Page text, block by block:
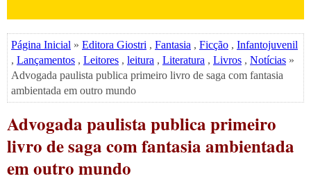
Página Inicial » Editora Giostri , Fantasia , Ficção , Infantojuvenil
, Lançamentos , Leitores , leitura , Literatura , Livros , Notícias »
Advogada paulista publica primeiro livro de saga com fantasia
ambientada em outro mundo
Advogada paulista publica primeiro
livro de saga com fantasia ambientada
em outro mundo